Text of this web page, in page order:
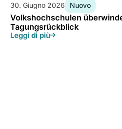
30. Giugno 2026 Nuovo
Volkshochschulen
Tagungsrückblick
Leggi di più